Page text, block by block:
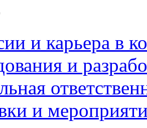
и карьера в
и
и